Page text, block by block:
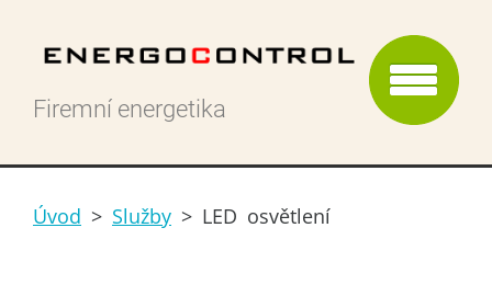
Firemní energetika
Úvod > Služby > LED osvětlení